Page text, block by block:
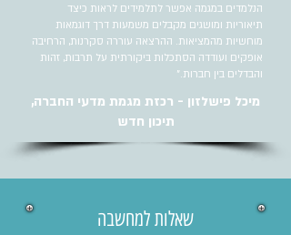
הנלמדים במגמה אפשר לתלמידים לראות כיצד
תיאוריות ומושגים מקבלים משמעות דרך דוגמאות
מוחשיות מהמציאות. ההרצאה עוררה סקרנות, הרחיבה
אופקים ועודדה הסתכלות ביקורתית על תרבות, זהות
והבדלים בין חברות."
מיכל פישלזון - רכזת מגמת מדעי החברה,
תיכון חדש
שאלות למחשבה